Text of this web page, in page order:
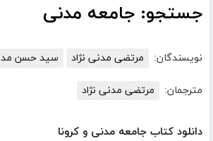
جستجو: جامعه مدنی
نویسندگان: مرتضی مدنی نژاد سید حسن
مترجمان: مرتضی مدنی نژاد
دانلود کتاب جامعه مدنی و کرونا